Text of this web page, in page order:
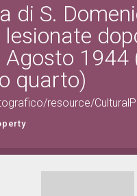
di S.
1944
quarto)
resource/